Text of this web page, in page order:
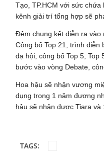
Tạo, TP.HCM với sức chứa
kênh giải trí tổng hợp sẽ
Đêm chung kết diễn ra vào
Công bố Top 21, trình diễn
dạ hội, công bố Top 5, Top
bước vào vòng Debate,
Hoa hậu sẽ nhận vương
dụng trong 1 năm đương
hậu sẽ nhận được Tiara và
TAGS: